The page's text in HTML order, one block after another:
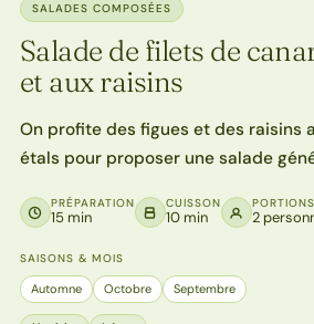
SALADES COMPOSÉES
Salade de filets de
et aux raisins
On profite des figues et des raisins
étals pour proposer une salade
PRÉPARATION
15 min
CUISSON
10 min
PORTIONS
2
SAISONS & MOIS
Automne Octobre Septembre